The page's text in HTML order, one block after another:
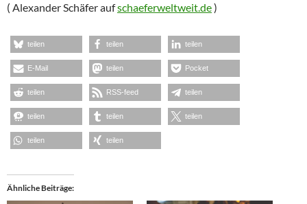
( Alexander Schäfer aufschaeferweltweit.de)
teilen teilen teilen
E-Mail teilen Pocket
teilen RSS-feed teilen
teilen teilen teilen
teilen teilen
Ähnliche Beiträge